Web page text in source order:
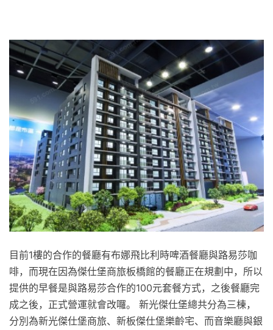
目前1樓的合作的餐廳有布娜飛比利時啤酒餐廳與路易莎咖
啡，而現在因為傑仕堡商旅板橋館的餐廳正在規劃中，所以
提供的早餐是與路易莎合作的100元套餐方式，之後餐廳完
成之後，正式營運就會改囉。 新光傑仕堡總共分為三棟，
分別為新光傑仕堡商旅、新板傑仕堡樂齡宅、而音樂廳與銀